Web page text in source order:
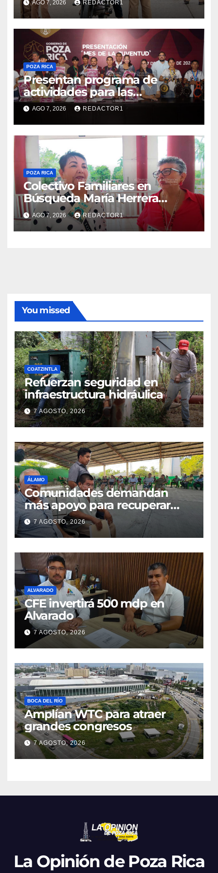
AGO 7, 2026 REDACTOR1
POZA RICA
Presentan programa de
actividades para las
juventudes
AGO 7, 2026 REDACTOR1
POZA RICA
Colectivo Familiares en
Búsqueda María Herrera
convoca a marcha
AGO 7, 2026 REDACTOR1
You missed
COATZINTLA
Refuerzan seguridad en
infraestructura hidráulica
7 AGOSTO, 2026
ÁLAMO
Comunidades demandan
más apoyo para recuperar
parcelas
7 AGOSTO, 2026
ALVARADO
CFE invertirá 500 mdp en
Alvarado
7 AGOSTO, 2026
BOCA DEL RÍO
Amplían WTC para atraer
grandes congresos
7 AGOSTO, 2026
La Opinión de Poza Rica